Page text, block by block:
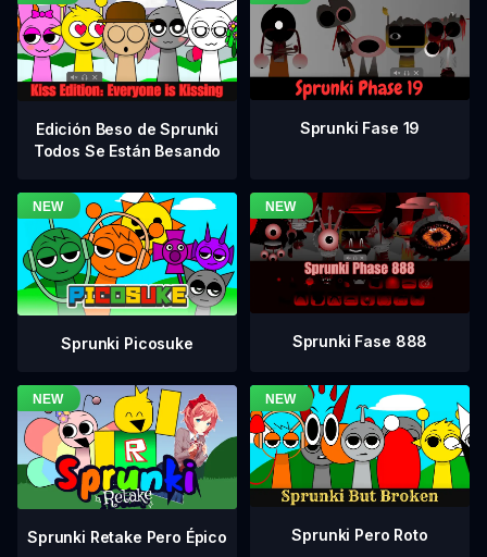
Edición Beso de Sprunki
Todos Se Están Besando
Sprunki Fase 19
Sprunki Picosuke Sprunki Fase 888
Sprunki Retake Pero Épico Sprunki Pero Roto